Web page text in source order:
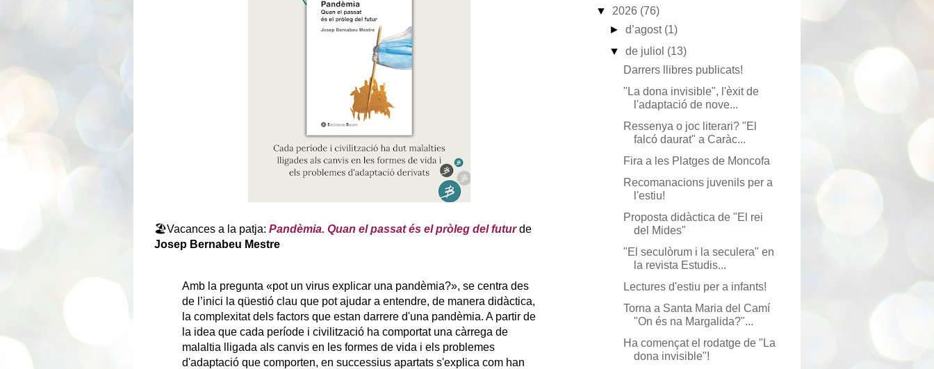
🏖️Vacances a la patja: Pandèmia. Quan el passat és el pròleg del futurde
Josep Bernabeu Mestre
Amb la pregunta «pot un virus explicar una pandèmia?», se centra des
de l’inici la qüestió clau que pot ajudar a entendre, de manera didàctica,
la complexitat dels factors que estan darrere d'una pandèmia. A partir de
la idea que cada període i civilització ha comportat una càrrega de
malaltia lligada als canvis en les formes de vida i els problemes
d'adaptació que comporten, en successius apartats s'explica com han
▼ 2026 (76)
►d’agost (1)
▼de juliol (13)
Darrers llibres publicats!
"La dona invisible", l'èxit de
l'adaptació de nove...
Ressenya o joc literari? "El
falcó daurat" a Caràc...
Fira a les Platges de Moncofa
Recomanacions juvenils per a
l'estiu!
Proposta didàctica de "El rei
del Mides"
"El seculòrum i la seculera" en
la revista Estudis...
Lectures d'estiu per a infants!
Torna a Santa Maria del Camí
"On és na Margalida?"...
Ha començat el rodatge de "La
dona invisible"!